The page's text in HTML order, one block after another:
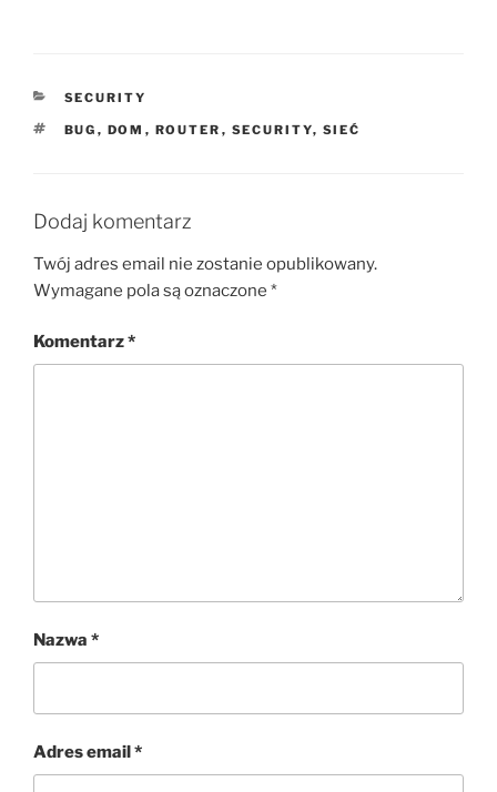
KATEGORIE
SECURITY
TAGI
BUG , DOM , ROUTER , SECURITY, SIEĆ
Dodaj komentarz
Twój adres email nie zostanie opublikowany.
Wymagane pola są oznaczone *
Komentarz*
Nazwa *
Adres email*